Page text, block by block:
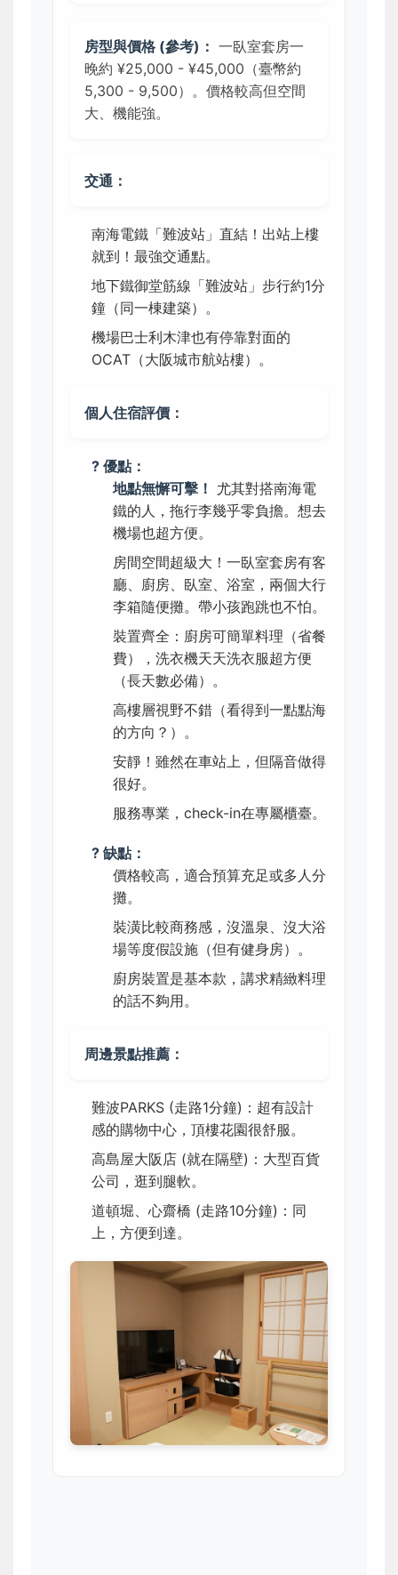
房型與價格 (參考)： 一臥室套房一
晚約 ¥25,000 - ¥45,000（臺幣約
5,300 - 9,500）。價格較高但空間
大、機能強。
交通：
南海電鐵「難波站」直結！出站上樓
就到！最強交通點。
地下鐵御堂筋線「難波站」步行約1分
鐘（同一棟建築）。
機場巴士利木津也有停靠對面的
OCAT（大阪城市航站樓）。
個人住宿評價：
? 優點：
地點無懈可擊！ 尤其對搭南海電
鐵的人，拖行李幾乎零負擔。想去
機場也超方便。
房間空間超級大！一臥室套房有客
廳、廚房、臥室、浴室，兩個大行
李箱隨便攤。帶小孩跑跳也不怕。
裝置齊全：廚房可簡單料理（省餐
費），洗衣機天天洗衣服超方便
（長天數必備）。
高樓層視野不錯（看得到一點點海
的方向？）。
安靜！雖然在車站上，但隔音做得
很好。
服務專業，check-in在專屬櫃臺。
? 缺點：
價格較高，適合預算充足或多人分
攤。
裝潢比較商務感，沒溫泉、沒大浴
場等度假設施（但有健身房）。
廚房裝置是基本款，講求精緻料理
的話不夠用。
周邊景點推薦：
難波PARKS (走路1分鐘)：超有設計
感的購物中心，頂樓花園很舒服。
高島屋大阪店 (就在隔壁)：大型百貨
公司，逛到腿軟。
道頓堀、心齋橋 (走路10分鐘)：同
上，方便到達。